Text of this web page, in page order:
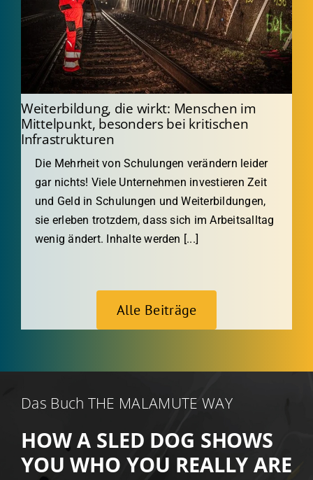
Weiterbildung, die wirkt: Menschen im
Mittelpunkt, besonders bei kritischen
Infrastrukturen
Die Mehrheit von Schulungen verändern leider
gar nichts! Viele Unternehmen investieren Zeit
und Geld in Schulungen und Weiterbildungen,
sie erleben trotzdem, dass sich im Arbeitsalltag
wenig ändert. Inhalte werden [...]
Alle Beiträge
Das Buch THE MALAMUTE WAY
HOW A SLED DOG SHOWS
YOU WHO YOU REALLY ARE